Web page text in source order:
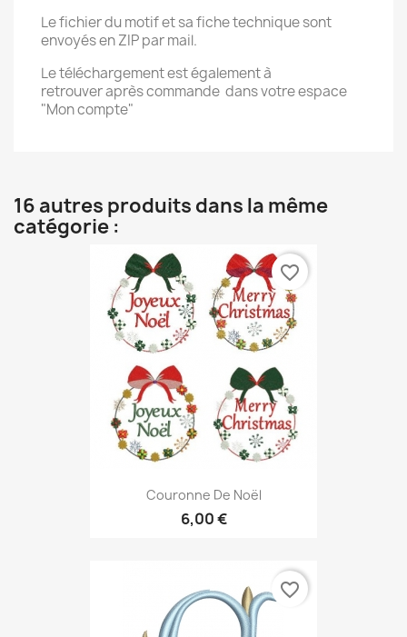
Le fichier du motif et sa fiche technique sont
envoyés en ZIP par mail.
Le téléchargement est également à
retrouver après commande dans votre espace
"Mon compte"
16 autres produits dans la même
catégorie :
Couronne De Noël
6,00 €
favorite_border
favorite_border